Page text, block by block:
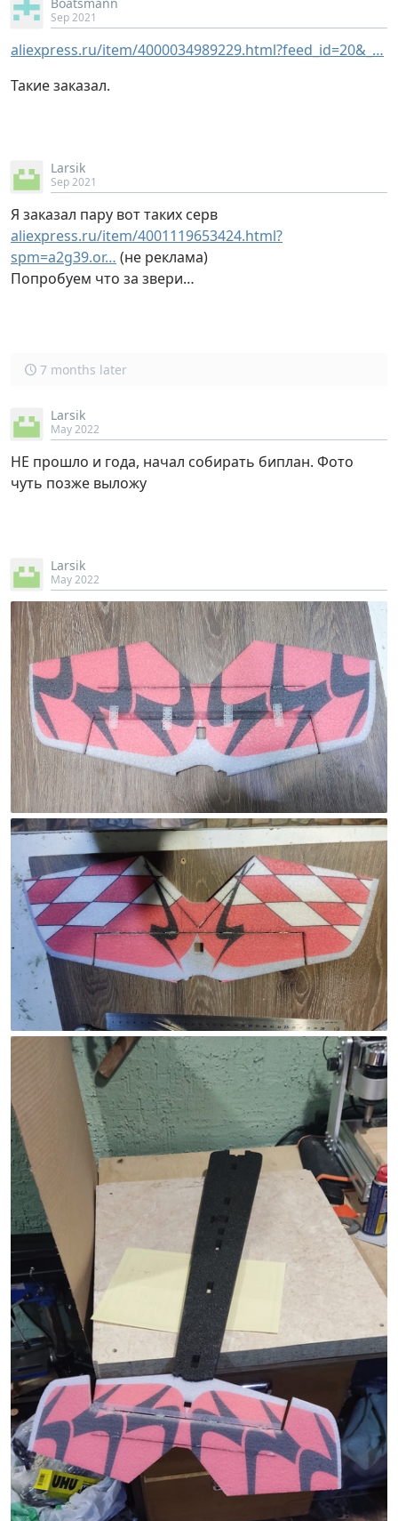
Sep 2021
aliexpress.ru/item/4000034989229.html?feed_id=20&_…
Такие заказал.
Larsik
Sep 2021
Я заказал пару вот таких серв
aliexpress.ru/item/4001119653424.html?
spm=a2g39.or… (не реклама)
Попробуем что за звери…
7 months later
Larsik
May 2022
НЕ прошло и года, начал собирать биплан. Фото
чуть позже выложу
Larsik
May 2022